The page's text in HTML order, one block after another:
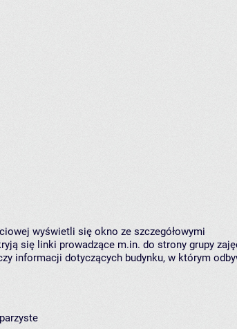
wyświetli się okno ze szczegółowymi
się linki prowadzące m.in. do strony grupy
informacji dotyczących budynku, w którym